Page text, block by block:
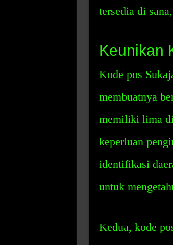
tersedia di
Keunikan
Kode pos
membuatnya
memiliki lima
keperluan
identifikasi
untuk
Kedua, kode